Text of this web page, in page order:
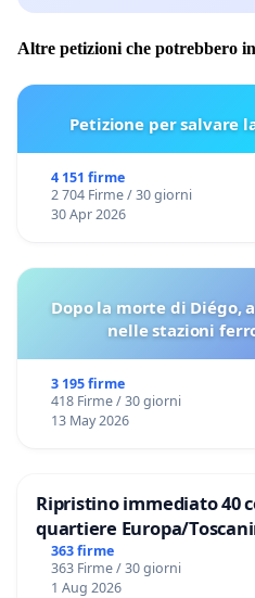
Altre petizioni che potrebbero
Petizione per salvare
4 151 firme
2 704 Firme / 30 giorni
30 Apr 2026
Dopo la morte di Diégo,
nelle stazioni
3 195 firme
418 Firme / 30 giorni
13 May 2026
Ripristino immediato 40
quartiere Europa/
363 firme
363 Firme / 30 giorni
1 Aug 2026